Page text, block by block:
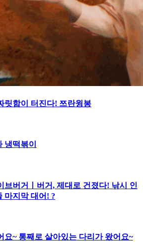
릿함이 터진다! 쯔란윙봉
냉떡볶이
브버거ㅣ버거, 제대로 건졌다! 낚시 인
마지막 대어! ?
요~ 통째로 살아있는 다리가 왔어요~